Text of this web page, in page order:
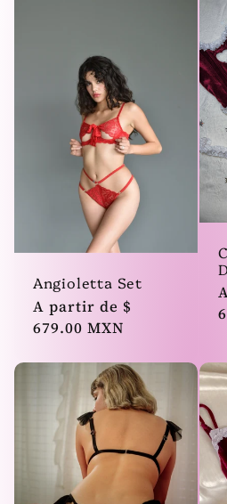
Angioletta Set
Precio
habitual
A partir de $
679.00 MXN